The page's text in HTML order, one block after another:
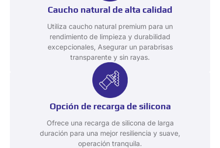
Caucho natural de alta calidad
Utiliza caucho natural premium para un
rendimiento de limpieza y durabilidad
excepcionales, Asegurar un parabrisas
transparente y sin rayas.
Opción de recarga de silicona
Ofrece una recarga de silicona de larga
duración para una mejor resiliencia y suave,
operación tranquila.